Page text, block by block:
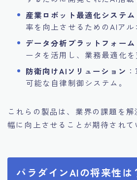
産業ロボット最適化システム
率を向上させるためのAIアル
データ分析プラットフォーム
ータを活用し、業務最適化を
防衛向けAIソリューション
可能な自律制御システム。
これらの製品は、業界の課題を
幅に向上させることが期待されて
パラダインAIの将来性は